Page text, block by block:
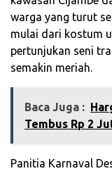
warga yang turut
mulai dari kostum
pertunjukan seni
semakin meriah.
Baca Juga :
Tembus Rp 2
Panitia Karnaval